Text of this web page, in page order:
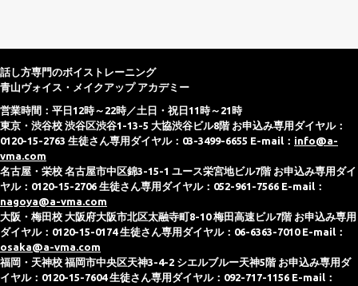
話し方専門のボイストレーニング
青山ヴォイス・メイクアップ アカデミー
営業時間：平日12時～22時／土日・祝日11時～21時
東京・渋谷校 渋谷区渋谷1-13-5 大協渋谷ビル8階 お申込み専用ダイヤル：
0120-15-2763 生徒さん専用ダイヤル：03-3499-6655 E-mail： info@a-
vma.com
名古屋・栄校 名古屋市中区錦3-15-1 ユース栄宮地ビル7階 お申込み専用ダイ
ヤル：0120-15-2706 生徒さん専用ダイヤル：052-961-7566 E-mail：
nagoya@a-vma.com
大阪・梅田校 大阪府大阪市北区太融寺町8-10 梅田高速ビル7階 お申込み専用
ダイヤル：0120-15-0174 生徒さん専用ダイヤル：06-6363-7010 E-mail：
osaka@a-vma.com
福岡・天神校 福岡市中央区天神3-4-2 シエルブルー天神5階 お申込み専用ダ
イヤル：0120-15-7604 生徒さん専用ダイヤル：092-717-1156 E-mail：